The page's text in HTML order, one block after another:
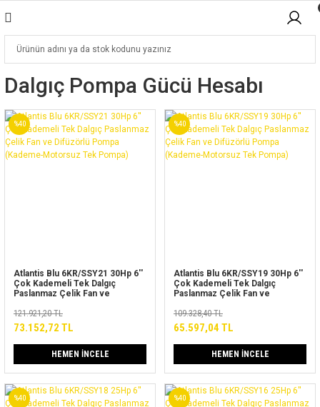
Dalgıç Pompa Gücü Hesabı
%40
Atlantis Blu 6KR/SSY21 30Hp 6''
Çok Kademeli Tek Dalgıç
Paslanmaz Çelik Fan ve
Motorsuz Tek Pompa)
121.921,20 TL
73.152,72 TL
HEMEN İNCELE
%40
Atlantis Blu 6KR/SSY19 30Hp 6''
Çok Kademeli Tek Dalgıç
Paslanmaz Çelik Fan ve
Motorsuz Tek Pompa)
109.328,40 TL
65.597,04 TL
HEMEN İNCELE
%40 %40